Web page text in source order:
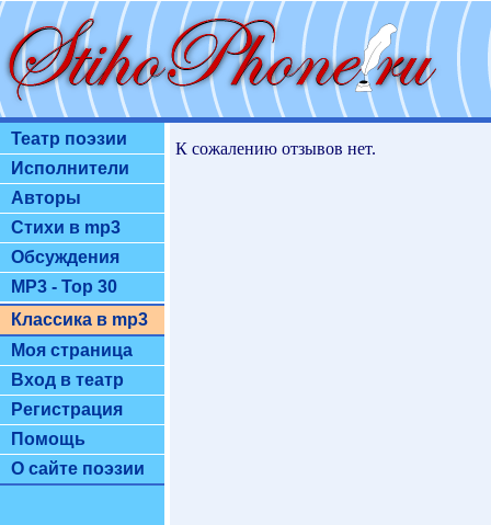
Театр поэзии
Исполнители
Авторы
Стихи в mp3
Обсуждения
MP3 - Top 30
Классика в mp3
Моя страница
Вход в театр
Регистрация
Помощь
О сайте поэзии
К сожалению отзывов нет.